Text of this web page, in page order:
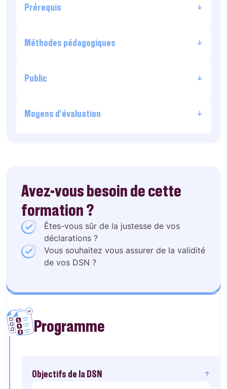
Prérequis
Méthodes pédagogiques
Public
Moyens d’évaluation
Avez-vous besoin de cette
formation ?
Êtes-vous sûr de la justesse de vos
déclarations ?
Vous souhaitez vous assurer de la validité
de vos DSN ?
Programme
Objectifs de la DSN